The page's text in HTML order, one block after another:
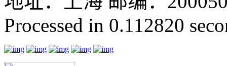
Processed in 0.112820